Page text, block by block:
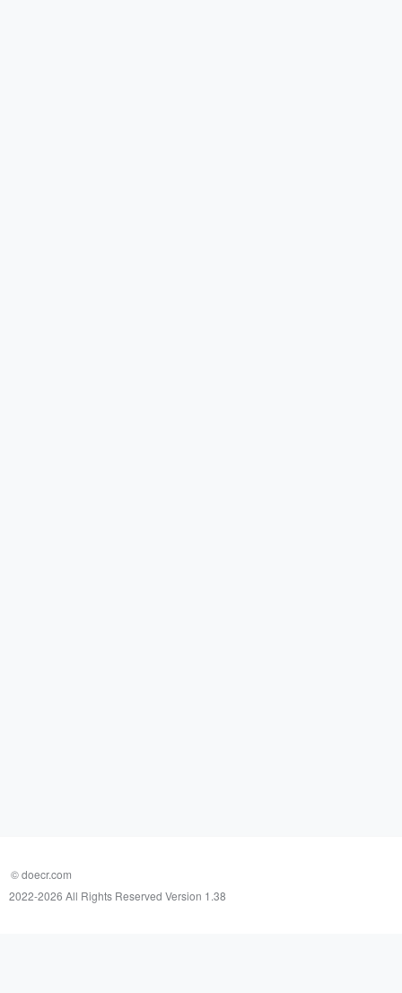
© doecr.com
2022-2026 All Rights Reserved Version 1.38